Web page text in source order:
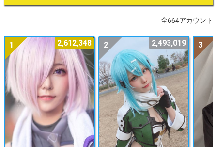
全664アカウント
1 2,612,348 2 2,493,019 3